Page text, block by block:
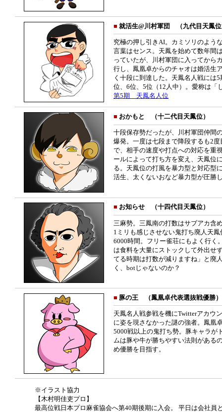
■ 就活生@川村軍団 （九代目天鳳
究極の押し引きAI。カミソリのよう
言葉はセンス。天鳳を始めて数年間
っていたが、川村軍団に入ってから
行し、鳳凰卓からのチャオは婚活生
く十段に到達した。天鳳名人戦には
位、6位、5位（12人中）。愛称は「
第5期 天鳳名人位
■ おかもと （十二代目天鳳位）
十段保存勢だったが、川村軍団仲間
爆発。一度は七段まで降段するも2
で、相手の速度や打点への対応を重
ールによって打ち方を変え、天鳳位
る。天鳳位の打風を暴力型と対応型
活生、太くないおなど暴力型が圧勝
■ お知らせ （十四代目天鳳位）
三麻勢。三鳳南の打数はサブアカ含
1ミリも感じさせない鬼打ち廃人天
6000時間。フリー雀荘にもよく行く
は食料を大量にストックして外出せ
てる時期は打数が減りますね」と廃
く、botじゃないのか？
■ 豚の王 （鳳凰卓代表選抜戦優勝）
天鳳名人戦参戦を機にTwitterアカウ
に姿を現さなかった謎の強者。鳳凰
5000戦以上の鬼打ち勢。豚キャラが
ムは豚や牛が勝ちやすい法則がある
め優勝を目指す。
※イラスト協力
【木村明佳吏プロ】
最高位戦日本プロ麻雀協会へ第40期後期に入会。 平日は会社員